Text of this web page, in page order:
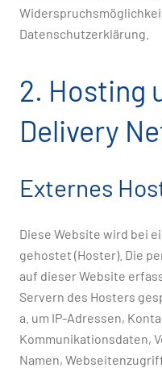
Datenschutzerklärung.
2. Hosting
Delivery
Externes
Diese Website wird bei
gehostet (Hoster). Die
auf dieser Website
Servern des Hosters
a. um IP-Adressen,
Kommunikationsdaten,
Namen,